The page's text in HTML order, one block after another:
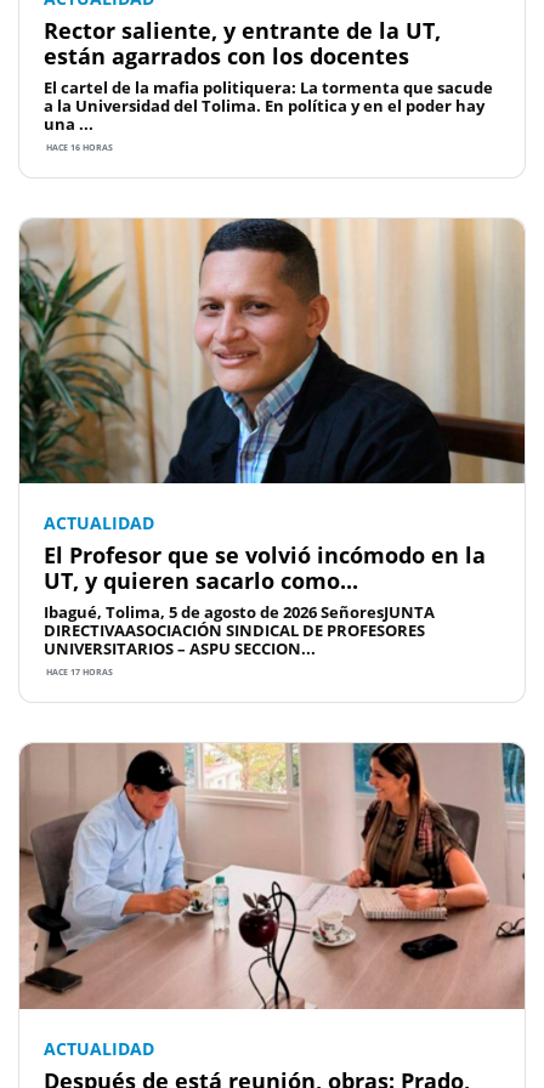
Rector saliente, y entrante de la UT,
están agarrados con los docentes
El cartel de la mafia politiquera: La tormenta que sacude
a la Universidad del Tolima. En política y en el poder hay
una ...
HACE 16 HORAS
ACTUALIDAD
El Profesor que se volvió incómodo en la
UT, y quieren sacarlo como...
Ibagué, Tolima, 5 de agosto de 2026 SeñoresJUNTA
DIRECTIVAASOCIACIÓN SINDICAL DE PROFESORES
UNIVERSITARIOS – ASPU SECCION...
HACE 17 HORAS
ACTUALIDAD
Después de está reunión, obras: Prado,